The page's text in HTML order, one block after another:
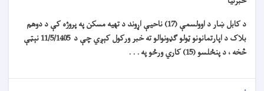
د کابل ښار د اوولسمې (17) ناحیې اړوند د تهیه مسکن په پروژه کې د دوهم
بلاک د اپارتمانونو ټولو ګډونوالو ته خبر ورکول کېږي چې د 11/5/1405 نېټې
څخه ، د پنځلسو (15) کاري ورځو په . . .